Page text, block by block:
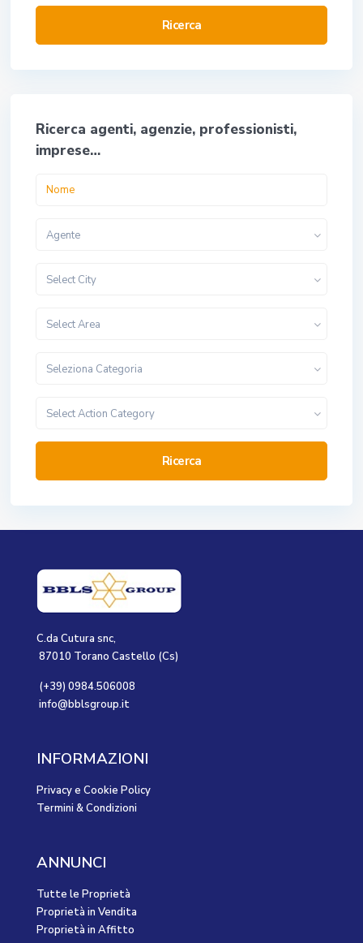
Ricerca
Ricerca agenti, agenzie, professionisti,
imprese…
Agente
Select City
Select Area
Seleziona Categoria
Select Action Category
Ricerca
C.da Cutura snc,
87010 Torano Castello (Cs)
(+39) 0984.506008
info@bblsgroup.it
INFORMAZIONI
Privacy e Cookie Policy
Termini & Condizioni
ANNUNCI
Tutte le Proprietà
Proprietà in Vendita
Proprietà in Affitto